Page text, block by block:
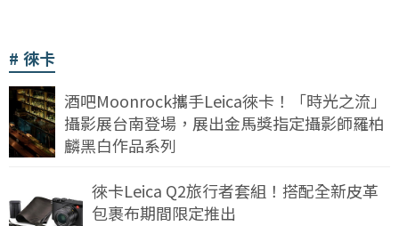
徠卡
酒吧Moonrock攜手Leica徠卡！「時光之流」
攝影展台南登場，展出金馬獎指定攝影師羅柏
麟黑白作品系列
徠卡Leica Q2旅行者套組！搭配全新皮革
包裹布期間限定推出